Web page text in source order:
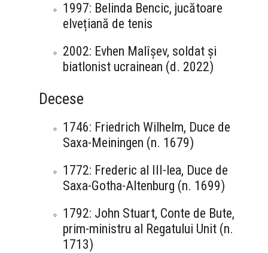
1997: Belinda Bencic, jucătoare
elvețiană de tenis
2002: Evhen Malîșev, soldat și
biatlonist ucrainean (d. 2022)
Decese
1746: Friedrich Wilhelm, Duce de
Saxa-Meiningen (n. 1679)
1772: Frederic al III-lea, Duce de
Saxa-Gotha-Altenburg (n. 1699)
1792: John Stuart, Conte de Bute,
prim-ministru al Regatului Unit (n.
1713)